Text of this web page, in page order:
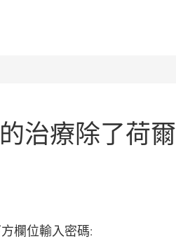
治療除了荷爾
欄位輸入密碼: